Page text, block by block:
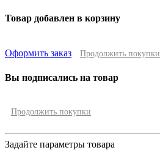
Товар добавлен в корзину
Оформить заказ Продолжить покупки
Вы подписались на товар
Продолжить покупки
Задайте параметры товара